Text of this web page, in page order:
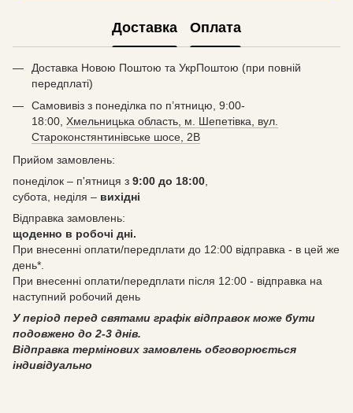
Доставка Оплата
Доставка Новою Поштою та УкрПоштою (при повній
передплаті)
Самовивіз з понеділка по п’ятницю, 9:00-
18:00, Хмельницька область, м. Шепетівка, вул.
Староконстянтинівське шосе, 2В
Прийом замовлень:
понеділок – п'ятниця з 9:00 до 18:00
субота, неділя – вихідні
Відправка замовлень:
щоденно в робочі дні.
При внесенні оплати/передплати до 12:00 відправка - в цей же
день*.
При внесенні оплати/передплати після 12:00 - відправка на
наступний робочий день
У період перед святами графік відправок може бути
подовжено до 2-3 днів.
Відправка термінових замовлень обговорюється
індивідуально